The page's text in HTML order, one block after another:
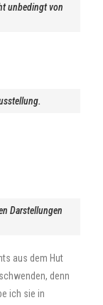
unbedingt von
Darstellungen
aus dem Hut
denn
ich sie in